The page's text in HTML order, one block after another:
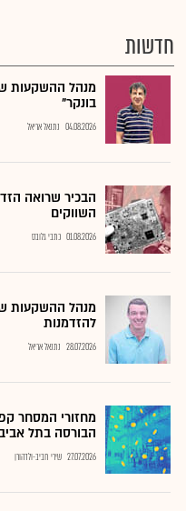
חדשות
מנהל ההשקעות
בונקר"
04.08.2026 נתנאל אריאל
הבכיר שרואה
השווקים
01.08.2026 כתבי גלובס
מנהל ההשקעות
להזדמנות
28.07.2026 נתנאל אריאל
מחזורי המסחר
הבורסה בתל
27.07.2026 שירי חביב-ולדהורן